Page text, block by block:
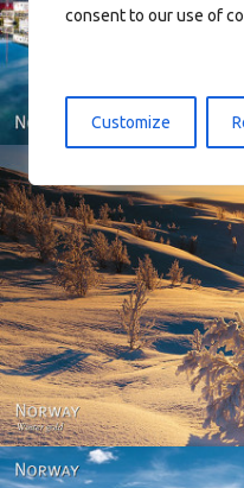
consent to our use of
Customize
Reine - Lofoten,
Norway